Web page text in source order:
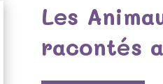
Les
racontés